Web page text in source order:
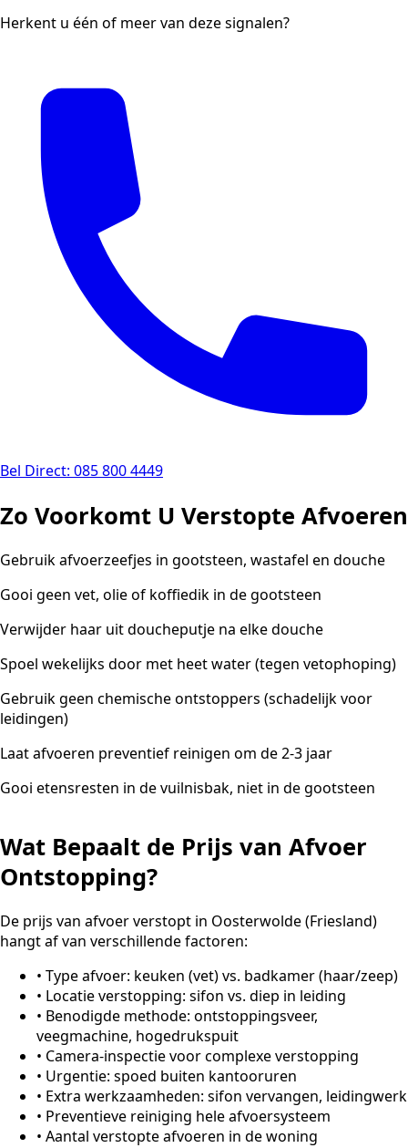
Herkent u één of meer van deze signalen?
Bel Direct: 085 800 4449
Zo Voorkomt U Verstopte Afvoeren
Gebruik afvoerzeefjes in gootsteen, wastafel en douche
Gooi geen vet, olie of koffiedik in de gootsteen
Verwijder haar uit doucheputje na elke douche
Spoel wekelijks door met heet water (tegen vetophoping)
Gebruik geen chemische ontstoppers (schadelijk voor
leidingen)
Laat afvoeren preventief reinigen om de 2-3 jaar
Gooi etensresten in de vuilnisbak, niet in de gootsteen
Wat Bepaalt de Prijs van Afvoer
Ontstopping?
De prijs van afvoer verstopt in Oosterwolde (Friesland)
hangt af van verschillende factoren:
• Type afvoer: keuken (vet) vs. badkamer (haar/zeep)
• Locatie verstopping: sifon vs. diep in leiding
• Benodigde methode: ontstoppingsveer,
veegmachine, hogedrukspuit
• Camera-inspectie voor complexe verstopping
• Urgentie: spoed buiten kantooruren
• Extra werkzaamheden: sifon vervangen, leidingwerk
• Preventieve reiniging hele afvoersysteem
• Aantal verstopte afvoeren in de woning